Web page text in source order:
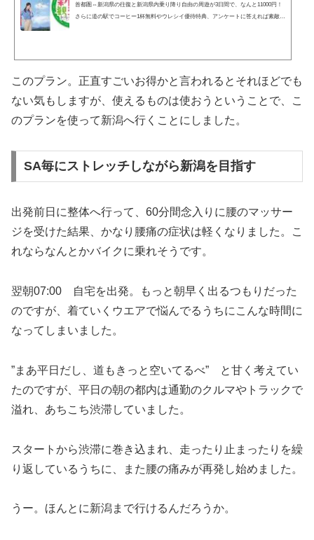
首都圏⇔新潟県の往復と新潟県内乗り降り自由の周遊が3日間で、なんと11000円！
さらに道の駅でコーヒー1杯無料やウレシイ優待特典、アンケートに答えれば素敵な
このプラン。正直すごいお得かと言われるとそれほどでも
ない気もしますが、使えるものは使おうということで、こ
のプランを使って新潟へ行くことにしました。
SA毎にストレッチしながら新潟を目指す
出発前日に整体へ行って、60分間念入りに腰のマッサー
ジを受けた結果、かなり腰痛の症状は軽くなりました。こ
れならなんとかバイクに乗れそうです。
翌朝07:00 自宅を出発。もっと朝早く出るつもりだった
のですが、着ていくウエアで悩んでるうちにこんな時間に
なってしまいました。
”まあ平日だし、道もきっと空いてるべ” と甘く考えてい
たのですが、平日の朝の都内は通勤のクルマやトラックで
溢れ、あちこち渋滞していました。
スタートから渋滞に巻き込まれ、走ったり止まったりを繰
り返しているうちに、また腰の痛みが再発し始めました。
うー。ほんとに新潟まで行けるんだろうか。